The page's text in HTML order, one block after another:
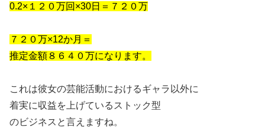
0.2×１２０万回×30日＝７２０万
７２０万×12か月＝
推定金額８６４０万になります。
これは彼女の芸能活動におけるギャラ以外に
着実に収益を上げているストック型
のビジネスと言えますね。